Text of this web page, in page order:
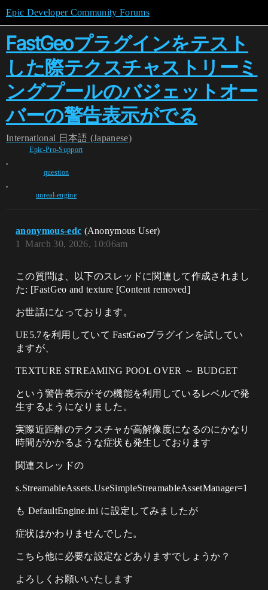
Epic Developer Community Forums
FastGeoプラグインをテスト
した際テクスチャストリーミ
ングプールのバジェットオー
バーの警告表示がでる
International 日本語 (Japanese)
Epic-Pro-Support
,
question
,
unreal-engine
anonymous-edc (Anonymous User)
March 30, 2026, 10:06am
1
この質問は、以下のスレッドに関連して作成されまし
た: [FastGeo and texture [Content removed]
お世話になっております。
UE5.7を利用していて FastGeoプラグインを試してい
ますが、
TEXTURE STREAMING POOL OVER ～ BUDGET
という警告表示がその機能を利用しているレベルで発
生するようになりました。
実際近距離のテクスチャが高解像度になるのにかなり
時間がかかるような症状も発生しております
関連スレッドの
s.StreamableAssets.UseSimpleStreamableAssetManager=1
も DefaultEngine.ini に設定してみましたが
症状はかわりませんでした。
こちら他に必要な設定などありますでしょうか？
よろしくお願いいたします